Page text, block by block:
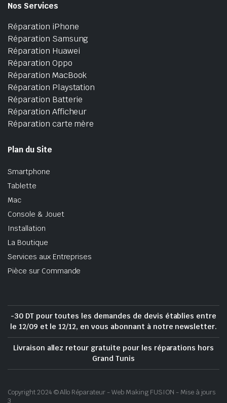
Nos Services
Réparation iPhone
Réparation Samsung
Réparation Huawei
Réparation Oppo
Réparation MacBook
Réparation Playstation
Réparation Batterie
Réparation Afficheur
Réparation carte mère
Plan du Site
Smartphone
Tablette
Mac
Console & Jouet
Installation
La Boutique
Services aux Entreprises
Pièce sur Commande
-30 DT pour toutes les demandes de devis établies entre
le 12/09 et le 12/12, en vous abonnant à notre newsletter.
Livraison allez retour gratuite pour les réparations hors
Grand Tunis
Copyright 2024 © Allo Réparateur - Web Making FUSION - Mise à jours
3